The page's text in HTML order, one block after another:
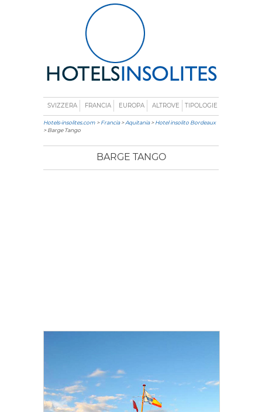
SVIZZERA FRANCIA EUROPA ALTROVE TIPOLOGIE
Hotels-insolites.com >Francia>Aquitania>Hotel insolito Bordeaux
> Barge Tango
BARGE TANGO